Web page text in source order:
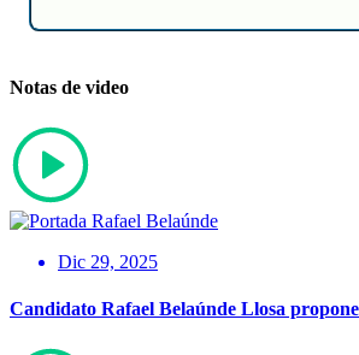
Notas de video
Dic 29, 2025
Candidato Rafael Belaúnde Llosa